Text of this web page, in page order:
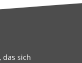
sich